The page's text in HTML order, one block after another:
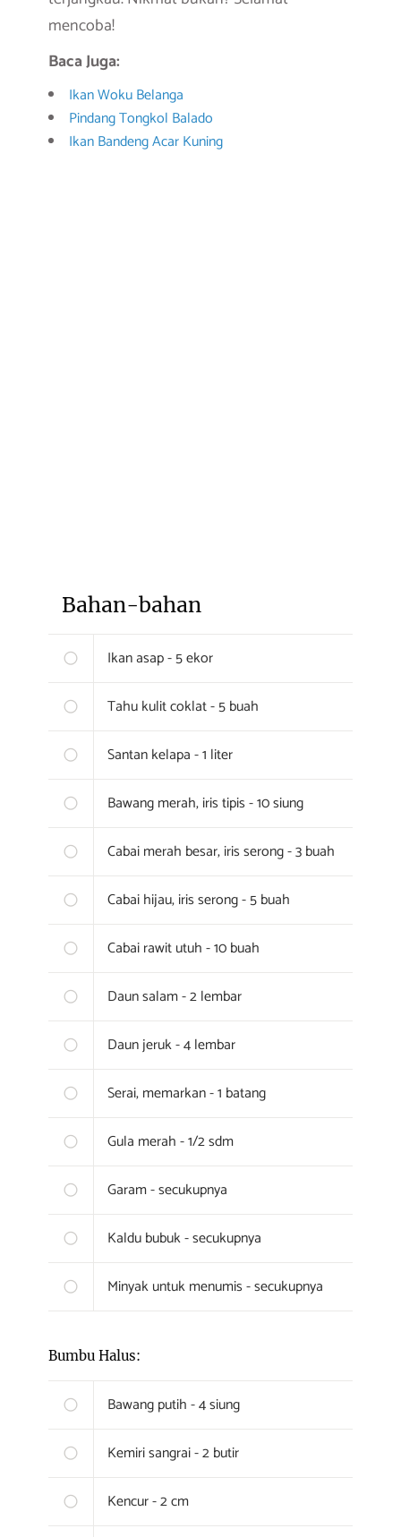
mencoba!
Baca Juga:
Ikan Woku Belanga
Pindang Tongkol Balado
Ikan Bandeng Acar Kuning
Bahan-bahan
Ikan asap - 5 ekor
Tahu kulit coklat - 5 buah
Santan kelapa - 1 liter
Bawang merah, iris tipis - 10 siung
Cabai merah besar, iris serong - 3 buah
Cabai hijau, iris serong - 5 buah
Cabai rawit utuh - 10 buah
Daun salam - 2 lembar
Daun jeruk - 4 lembar
Serai, memarkan - 1 batang
Gula merah - 1/2 sdm
Garam - secukupnya
Kaldu bubuk - secukupnya
Minyak untuk menumis - secukupnya
Bumbu Halus:
Bawang putih - 4 siung
Kemiri sangrai - 2 butir
Kencur - 2 cm